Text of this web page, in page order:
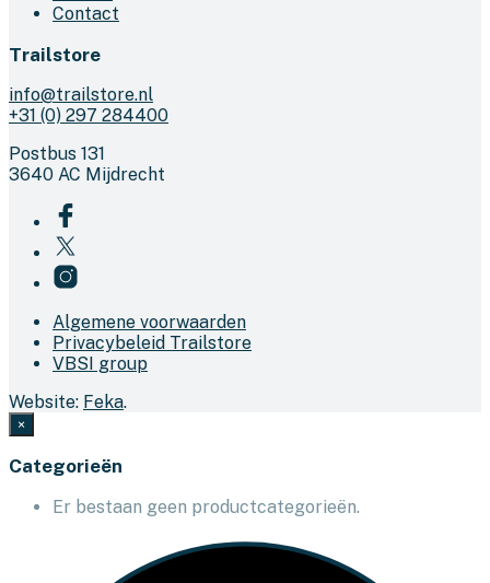
Contact
Trailstore
info@trailstore.nl
+31 (0) 297 284400
Postbus 131
3640 AC Mijdrecht
Algemene voorwaarden
Privacybeleid Trailstore
VBSI group
Website: Feka.
×
Categorieën
Er bestaan geen productcategorieën.